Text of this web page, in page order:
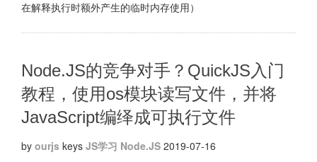
在解释执行时额外产生的临时内存使用）
Node.JS的竞争对手？QuickJS入门
教程，使用os模块读写文件，并将
JavaScript编绎成可执行文件
by ourjs keys JS学习 Node.JS 2019-07-16